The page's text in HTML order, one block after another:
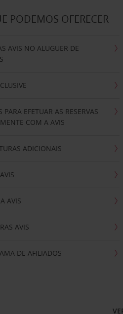
PODEMOS OFERECER
AVIS NO ALUGUER DE
PARA EFETUAR AS RESERVAS
COM A AVIS
ADICIONAIS
AVIS
AVIS
DE AFILIADOS